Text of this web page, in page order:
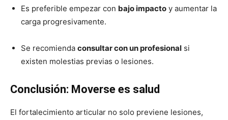
Es preferible empezar con bajo impacto y aumentar la
carga progresivamente.
Se recomienda consultar con un profesional si
existen molestias previas o lesiones.
Conclusión: Moverse es salud
El fortalecimiento articular no solo previene lesiones,